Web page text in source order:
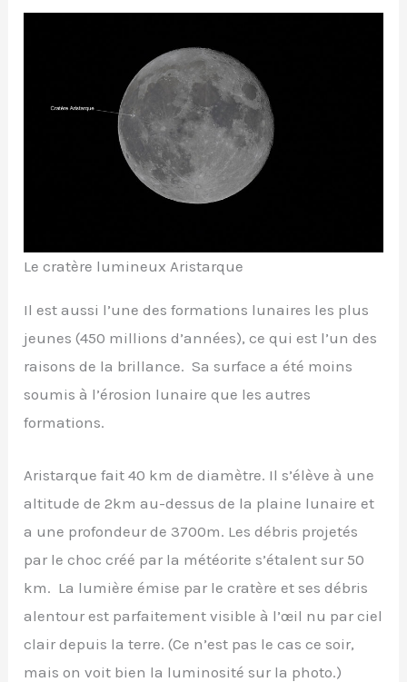
Le cratère lumineux Aristarque
Il est aussi l’une des formations lunaires les plus
jeunes (450 millions d’années), ce qui est l’un des
raisons de la brillance. Sa surface a été moins
soumis à l’érosion lunaire que les autres
formations.
Aristarque fait 40 km de diamètre. Il s’élève à une
altitude de 2km au-dessus de la plaine lunaire et
a une profondeur de 3700m. Les débris projetés
par le choc créé par la météorite s’étalent sur 50
km. La lumière émise par le cratère et ses débris
alentour est parfaitement visible à l’œil nu par ciel
clair depuis la terre. (Ce n’est pas le cas ce soir,
mais on voit bien la luminosité sur la photo.)